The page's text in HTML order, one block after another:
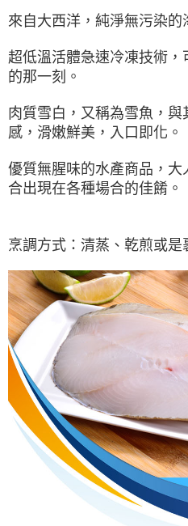
買賣價金債權讓與本公司後，依約使用
資料（包含姓名、電話或地址）提供
由本公司與您本人進行分期帳單所需
3.完整用戶服務條款，請詳閱以下連結：
購買商品的店家。未經商家同意取消之
後付繳納相關費用。
是否繳費成功／繳費後需取消欲退款
客戶支援中心」
１．透過由恩沛科技股份有限公司提供
易，需依本服務之必要範圍內提供個人
２．關於個人資料處理事宜，請瀏覽以
https://aftee.tw/terms/#terms3
３．未成年的使用者請事先徵得法定代
時審查核予不同之上限額度；若仍有額
５．嚴禁一人註冊多個帳號或使用他人
恩沛科技股份有限公司將有權停止該用
宅配)
冷凍宅配(配送時間18:00前)(如要
不能超過3000元)
每筆NT$250，滿NT$3,000(含以
離島冷凍宅配(配送時間18:00前)
冷凍貨到付款（配送時間18:00前）
來自大西洋，純淨無污染的
超低溫活體急速冷凍技術
的那一刻。
肉質雪白，又稱為雪魚，與
感，滑嫩鮮美，入口即化。
優質無腥味的水產商品，
合出現在各種場合的佳餚。
烹調方式： 清蒸、乾煎或是